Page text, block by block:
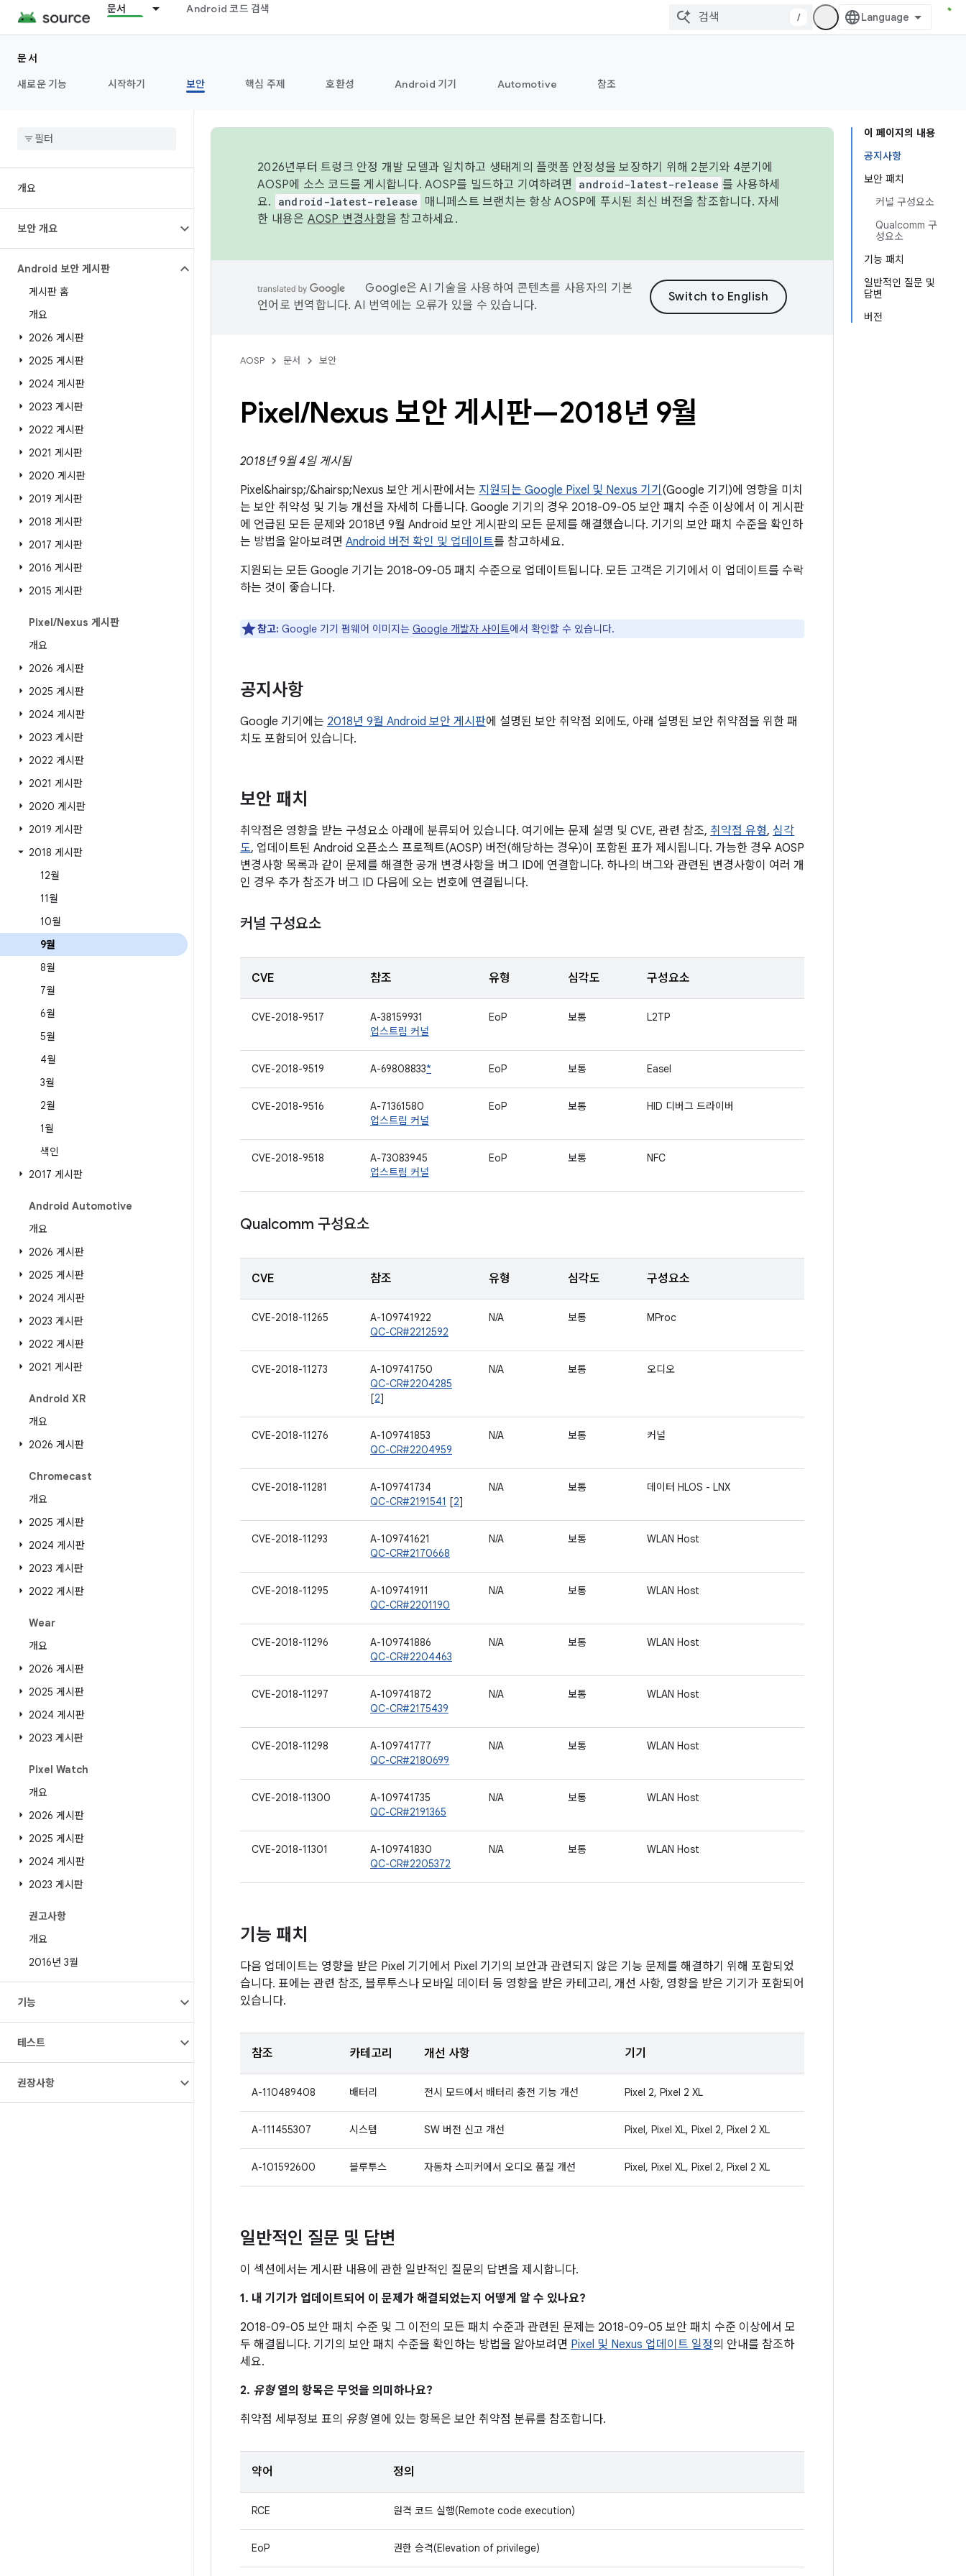
문서 Android 코드 검색
/
문서
새로운 기능
시작하기 보안 핵심 주제 호환성 Android 기기 Automotive 참조
개요
보안 개요
Android 보안 게시판
게시판 홈
개요
2026 게시판
2025 게시판
2024 게시판
2023 게시판
2022 게시판
2021 게시판
2020 게시판
2019 게시판
2018 게시판
2017 게시판
2016 게시판
2015 게시판
Pixel/Nexus 게시판
개요
2026 게시판
2025 게시판
2024 게시판
2023 게시판
2022 게시판
2021 게시판
2020 게시판
2019 게시판
2018 게시판
12월
11월
10월
9월
8월
7월
6월
5월
4월
3월
2월
1월
색인
2017 게시판
Android Automotive
개요
2026 게시판
2025 게시판
2024 게시판
2023 게시판
2022 게시판
2021 게시판
Android XR
개요
2026 게시판
Chromecast
개요
2025 게시판
2024 게시판
2023 게시판
2022 게시판
Wear
개요
2026 게시판
2025 게시판
2024 게시판
2023 게시판
Pixel Watch
개요
2026 게시판
2025 게시판
2024 게시판
2023 게시판
권고사항
개요
2016년 3월
기능
테스트
권장사항
이 페이지의 내용
공지사항
보안 패치
커널 구성요소
Qualcomm 구
성요소
기능 패치
일반적인 질문 및
답변
버전
2026년부터 트렁크 안정 개발 모델과 일치하고 생태계의 플랫폼 안정성을 보장하기 위해 2분기와 4분기에
AOSP에 소스 코드를 게시합니다. AOSP를 빌드하고 기여하려면
android-latest-release 를 사용하세
요.
android-latest-release
매니페스트 브랜치는 항상 AOSP에 푸시된 최신 버전을 참조합니다. 자세
한 내용은 AOSP 변경사항을 참고하세요.
Google은 AI 기술을 사용하여 콘텐츠를 사용자의 기본
언어로 번역합니다. AI 번역에는 오류가 있을 수 있습니다.
AOSP 문서 보안
Pixel/Nexus 보안 게시판—2018년 9월
2018년 9월 4일 게시됨
Pixel&hairsp;/&hairsp;Nexus 보안 게시판에서는 지원되는 Google Pixel 및 Nexus 기기 (Google 기기)에 영향을 미치
는 보안 취약성 및 기능 개선을 자세히 다룹니다. Google 기기의 경우 2018-09-05 보안 패치 수준 이상에서 이 게시판
에 언급된 모든 문제와 2018년 9월 Android 보안 게시판의 모든 문제를 해결했습니다. 기기의 보안 패치 수준을 확인하
는 방법을 알아보려면 Android 버전 확인 및 업데이트를 참고하세요.
지원되는 모든 Google 기기는 2018-09-05 패치 수준으로 업데이트됩니다. 모든 고객은 기기에서 이 업데이트를 수락
하는 것이 좋습니다.
참고: Google 기기 펌웨어 이미지는 Google 개발자 사이트에서 확인할 수 있습니다.
공지사항
Google 기기에는 2018년 9월 Android 보안 게시판에 설명된 보안 취약점 외에도, 아래 설명된 보안 취약점을 위한 패
치도 포함되어 있습니다.
보안 패치
취약점은 영향을 받는 구성요소 아래에 분류되어 있습니다. 여기에는 문제 설명 및 CVE, 관련 참조, 취약점 유형, 심각
도, 업데이트된 Android 오픈소스 프로젝트(AOSP) 버전(해당하는 경우)이 포함된 표가 제시됩니다. 가능한 경우 AOSP
변경사항 목록과 같이 문제를 해결한 공개 변경사항을 버그 ID에 연결합니다. 하나의 버그와 관련된 변경사항이 여러 개
인 경우 추가 참조가 버그 ID 다음에 오는 번호에 연결됩니다.
커널 구성요소
CVE 참조 유형 심각도 구성요소
CVE-2018-9517
A-38159931
업스트림 커널
EoP 보통 L2TP
CVE-2018-9519 A-69808833* EoP 보통 Easel
CVE-2018-9516
A-71361580
업스트림 커널
EoP 보통 HID 디버그 드라이버
CVE-2018-9518
A-73083945
업스트림 커널
EoP 보통 NFC
Qualcomm 구성요소
CVE 참조 유형 심각도 구성요소
CVE-2018-11265
A-109741922
QC-CR#2212592
N/A 보통 MProc
CVE-2018-11273
A-109741750
QC-CR#2204285
[2]
N/A 보통 오디오
CVE-2018-11276
A-109741853
QC-CR#2204959
N/A 보통 커널
CVE-2018-11281
A-109741734
QC-CR#2191541 [2]
N/A 보통 데이터 HLOS - LNX
CVE-2018-11293
A-109741621
QC-CR#2170668
N/A 보통 WLAN Host
CVE-2018-11295
A-109741911
QC-CR#2201190
N/A 보통 WLAN Host
CVE-2018-11296
A-109741886
QC-CR#2204463
N/A 보통 WLAN Host
CVE-2018-11297
A-109741872
QC-CR#2175439
N/A 보통 WLAN Host
CVE-2018-11298
A-109741777
QC-CR#2180699
N/A 보통 WLAN Host
CVE-2018-11300
A-109741735
QC-CR#2191365
N/A 보통 WLAN Host
CVE-2018-11301
A-109741830
QC-CR#2205372
N/A 보통 WLAN Host
기능 패치
다음 업데이트는 영향을 받은 Pixel 기기에서 Pixel 기기의 보안과 관련되지 않은 기능 문제를 해결하기 위해 포함되었
습니다. 표에는 관련 참조, 블루투스나 모바일 데이터 등 영향을 받은 카테고리, 개선 사항, 영향을 받은 기기가 포함되어
있습니다.
참조 카테고리 개선 사항 기기
A-110489408 배터리 전시 모드에서 배터리 충전 기능 개선 Pixel 2, Pixel 2 XL
A-111455307 시스템 SW 버전 신고 개선 Pixel, Pixel XL, Pixel 2, Pixel 2 XL
A-101592600 블루투스 자동차 스피커에서 오디오 품질 개선 Pixel, Pixel XL, Pixel 2, Pixel 2 XL
일반적인 질문 및 답변
이 섹션에서는 게시판 내용에 관한 일반적인 질문의 답변을 제시합니다.
1. 내 기기가 업데이트되어 이 문제가 해결되었는지 어떻게 알 수 있나요?
2018-09-05 보안 패치 수준 및 그 이전의 모든 패치 수준과 관련된 문제는 2018-09-05 보안 패치 수준 이상에서 모
두 해결됩니다. 기기의 보안 패치 수준을 확인하는 방법을 알아보려면 Pixel 및 Nexus 업데이트 일정의 안내를 참조하
세요.
2. 유형열의 항목은 무엇을 의미하나요?
취약점 세부정보 표의 유형열에 있는 항목은 보안 취약점 분류를 참조합니다.
약어 정의
RCE 원격 코드 실행(Remote code execution)
EoP 권한 승격(Elevation of privilege)